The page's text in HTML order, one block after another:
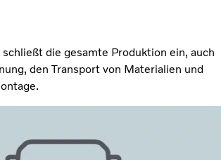
die gesamte Produktion ein, auch
den Transport von Materialien und